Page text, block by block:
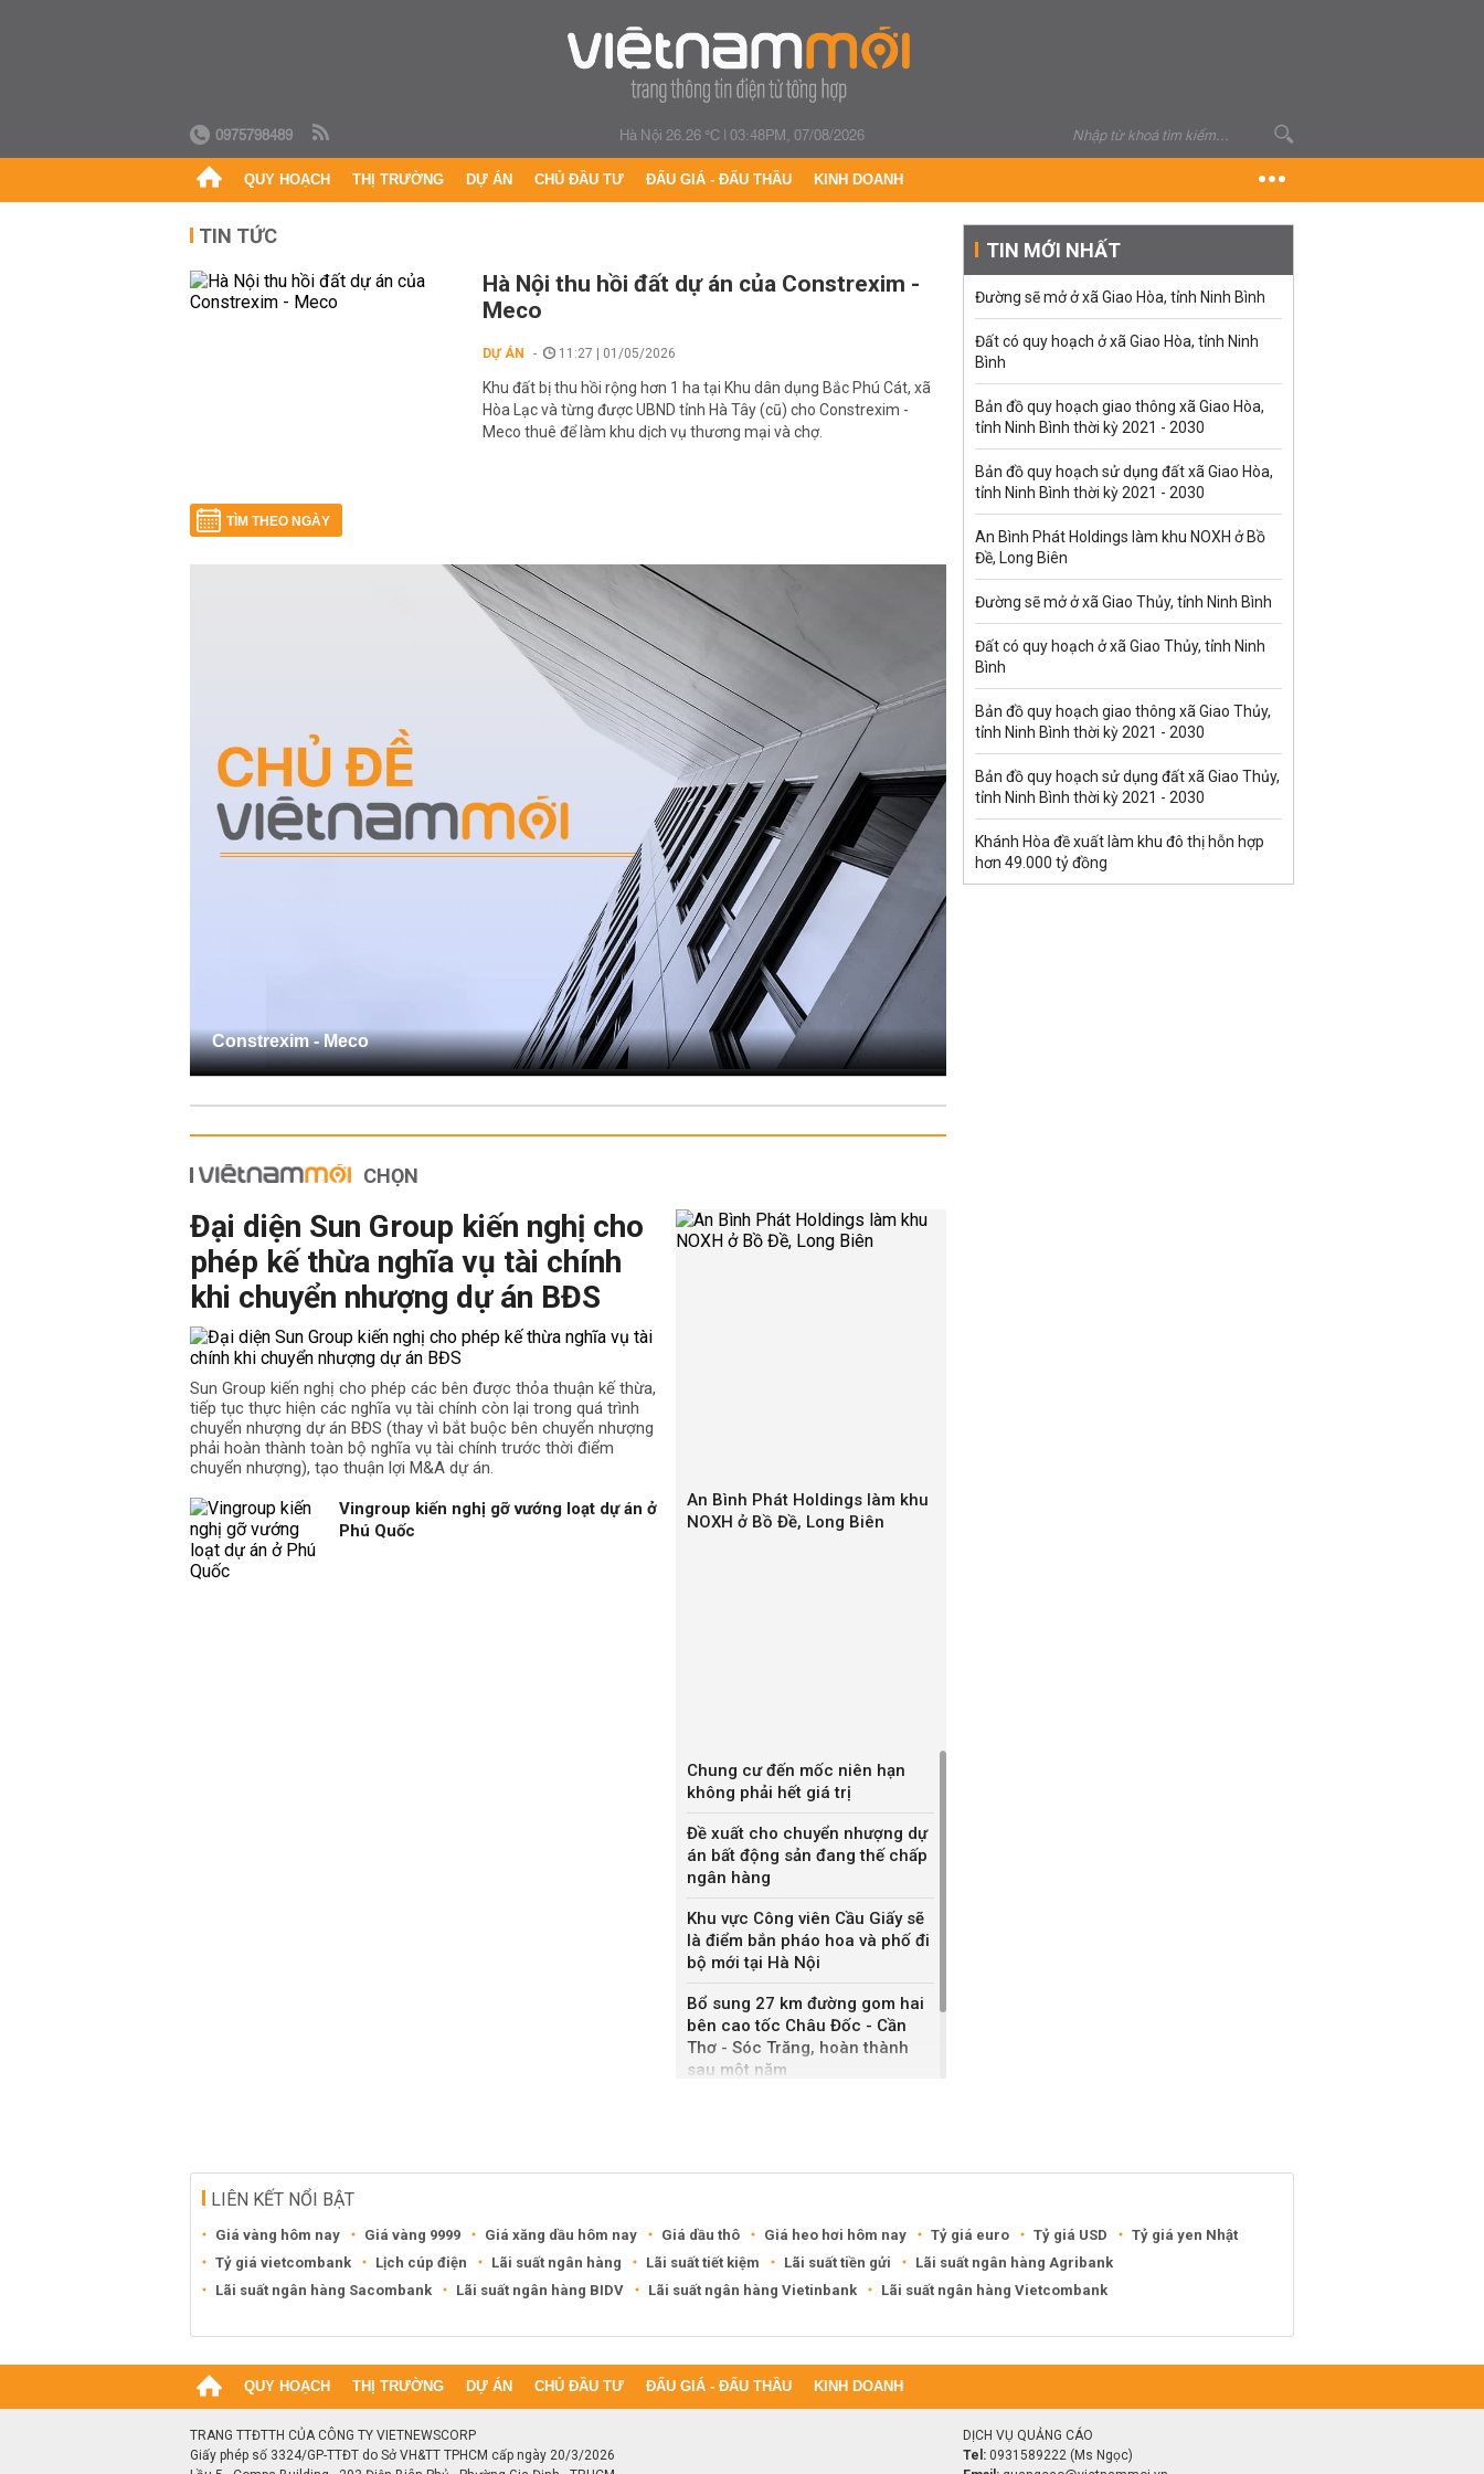
0975798489 Hà Nội 26.26 °C|03:48PM, 07/08/2026
QUY HOẠCH THỊ TRƯỜNG DỰ ÁN CHỦ ĐẦU TƯ ĐẤU GIÁ - ĐẤU THẦU KINH DOANH
TIN TỨC
Hà Nội thu hồi đất dự án của Constrexim -
Meco
DỰ ÁN 11:27 | 01/05/2026
Khu đất bị thu hồi rộng hơn 1 ha tại Khu dân dụng Bắc Phú Cát, xã
Hòa Lạc và từng được UBND tỉnh Hà Tây (cũ) cho Constrexim -
Meco thuê để làm khu dịch vụ thương mại và chợ.
TÌM THEO NGÀY
Constrexim - Meco
CHỌN
Đại diện Sun Group kiến nghị cho
phép kế thừa nghĩa vụ tài chính
khi chuyển nhượng dự án BĐS
Sun Group kiến nghị cho phép các bên được thỏa thuận kế thừa,
tiếp tục thực hiện các nghĩa vụ tài chính còn lại trong quá trình
chuyển nhượng dự án BĐS (thay vì bắt buộc bên chuyển nhượng
phải hoàn thành toàn bộ nghĩa vụ tài chính trước thời điểm
chuyển nhượng), tạo thuận lợi M&A dự án.
Vingroup kiến nghị gỡ vướng loạt dự án ở
Phú Quốc
An Bình Phát Holdings làm khu
NOXH ở Bồ Đề, Long Biên
Chung cư đến mốc niên hạn
không phải hết giá trị
Đề xuất cho chuyển nhượng dự
án bất động sản đang thế chấp
ngân hàng
Khu vực Công viên Cầu Giấy sẽ
là điểm bắn pháo hoa và phố đi
bộ mới tại Hà Nội
Bổ sung 27 km đường gom hai
bên cao tốc Châu Đốc - Cần
Thơ - Sóc Trăng, hoàn thành
sau một năm
TIN MỚI NHẤT
Đường sẽ mở ở xã Giao Hòa, tỉnh Ninh Bình
Đất có quy hoạch ở xã Giao Hòa, tỉnh Ninh
Bình
Bản đồ quy hoạch giao thông xã Giao Hòa,
tỉnh Ninh Bình thời kỳ 2021 - 2030
Bản đồ quy hoạch sử dụng đất xã Giao Hòa,
tỉnh Ninh Bình thời kỳ 2021 - 2030
An Bình Phát Holdings làm khu NOXH ở Bồ
Đề, Long Biên
Đường sẽ mở ở xã Giao Thủy, tỉnh Ninh Bình
Đất có quy hoạch ở xã Giao Thủy, tỉnh Ninh
Bình
Bản đồ quy hoạch giao thông xã Giao Thủy,
tỉnh Ninh Bình thời kỳ 2021 - 2030
Bản đồ quy hoạch sử dụng đất xã Giao Thủy,
tỉnh Ninh Bình thời kỳ 2021 - 2030
Khánh Hòa đề xuất làm khu đô thị hỗn hợp
hơn 49.000 tỷ đồng
LIÊN KẾT NỔI BẬT
Giá vàng hôm nay Giá vàng 9999 Giá xăng dầu hôm nay Giá dầu thô Giá heo hơi hôm nay Tỷ giá euro Tỷ giá USD
Tỷ giá yen Nhật
Tỷ giá vietcombank
Lịch cúp điện Lãi suất ngân hàng Lãi suất tiết kiệm Lãi suất tiền gửi
Lãi suất ngân hàng Agribank
Lãi suất ngân hàng Sacombank
Lãi suất ngân hàng BIDV Lãi suất ngân hàng Vietinbank Lãi suất ngân hàng Vietcombank
QUY HOẠCH THỊ TRƯỜNG DỰ ÁN CHỦ ĐẦU TƯ ĐẤU GIÁ - ĐẤU THẦU KINH DOANH
TRANG TTĐTTH CỦA CÔNG TY VIETNEWSCORP
Giấy phép số 3324/GP-TTĐT do Sở VH&TT TPHCM cấp ngày 20/3/2026
DỊCH VỤ QUẢNG CÁO
Tel: 0931589222 (Ms Ngọc)